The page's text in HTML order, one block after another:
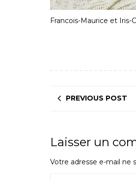
Francois-Maurice et
PREVIOUS POST
Laisser un
Votre adresse e-mail ne